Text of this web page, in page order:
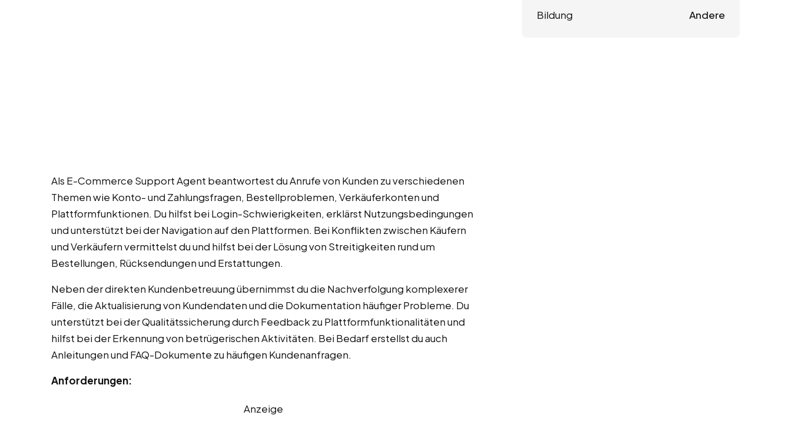
Als E-Commerce Support Agent beantwortest du Anrufe von Kunden zu verschiedenen
Themen wie Konto- und Zahlungsfragen, Bestellproblemen, Verkäuferkonten und
Plattformfunktionen. Du hilfst bei Login-Schwierigkeiten, erklärst Nutzungsbedingungen
und unterstützt bei der Navigation auf den Plattformen. Bei Konflikten zwischen Käufern
und Verkäufern vermittelst du und hilfst bei der Lösung von Streitigkeiten rund um
Bestellungen, Rücksendungen und Erstattungen.
Neben der direkten Kundenbetreuung übernimmst du die Nachverfolgung komplexerer
Fälle, die Aktualisierung von Kundendaten und die Dokumentation häufiger Probleme. Du
unterstützt bei der Qualitätssicherung durch Feedback zu Plattformfunktionalitäten und
hilfst bei der Erkennung von betrügerischen Aktivitäten. Bei Bedarf erstellst du auch
Anleitungen und FAQ-Dokumente zu häufigen Kundenanfragen.
Anforderungen:
Anzeige
Bildung Andere